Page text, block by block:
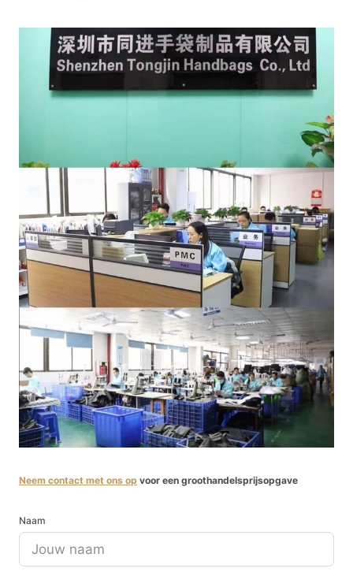
Neem contact met ons op voor een groothandelsprijsopgave
Naam